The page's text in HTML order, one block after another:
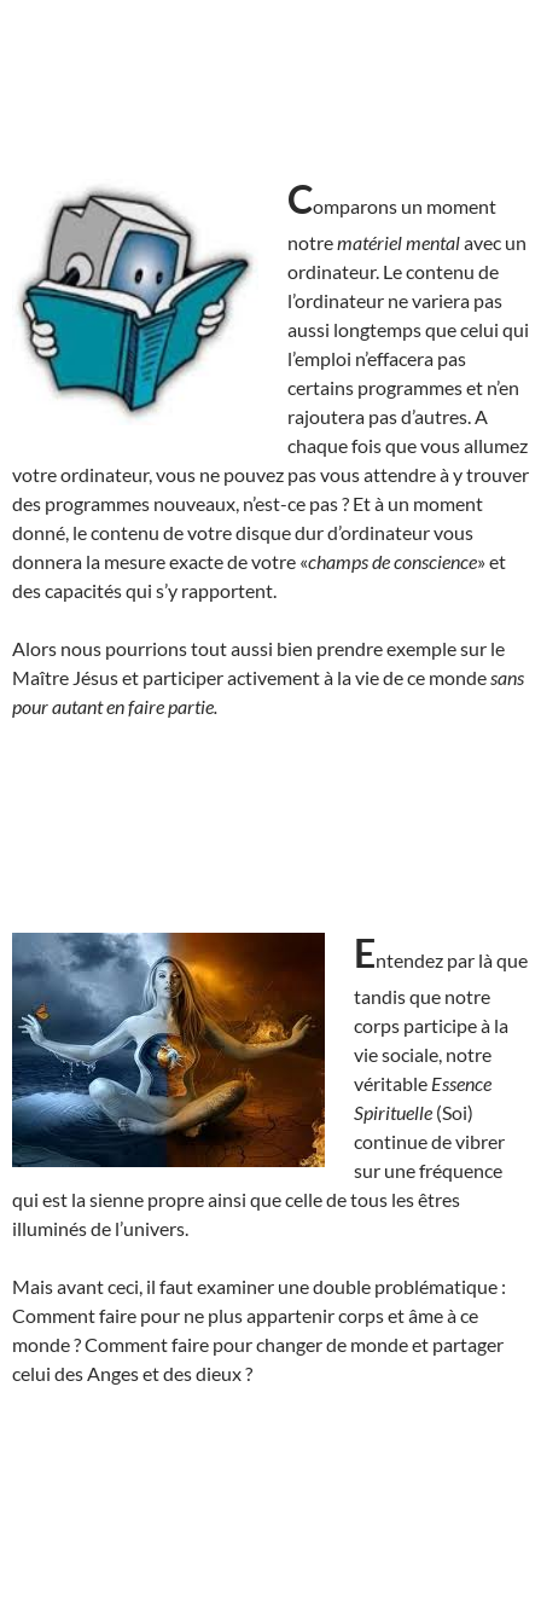
Comparons un moment
notrematériel mentalavec un
ordinateur. Le contenu de
l’ordinateur ne variera pas
aussi longtemps que celui qui
l’emploi n’effacera pas
certains programmes et n’en
rajoutera pas d’autres. A
chaque fois que vous allumez
votre ordinateur, vous ne pouvez pas vous attendre à y trouver
des programmes nouveaux, n’est-ce pas ? Et à un moment
donné, le contenu de votre disque dur d’ordinateur vous
donnera la mesure exacte de votre «champs de conscience» et
des capacités qui s’y rapportent.
Alors nous pourrions tout aussi bien prendre exemple sur le
Maître Jésus et participer activement à la vie de ce monde sans
pour autant en faire partie.
Entendez par là que
tandis que notre
corps participe à la
vie sociale, notre
véritable Essence
Spirituelle (Soi)
continue de vibrer
sur une fréquence
qui est la sienne propre ainsi que celle de tous les êtres
illuminés de l’univers.
Mais avant ceci, il faut examiner une double problématique :
Comment faire pour ne plus appartenir corps et âme à ce
monde ? Comment faire pour changer de monde et partager
celui des Anges et des dieux ?